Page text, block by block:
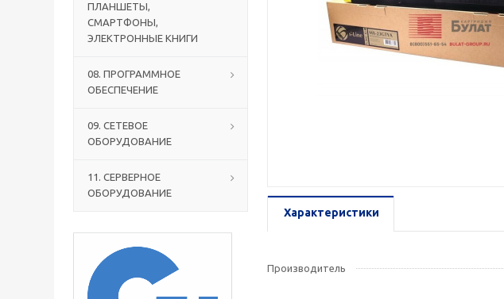
ПЛАНШЕТЫ,
СМАРТФОНЫ,
ЭЛЕКТРОННЫЕ КНИГИ
08. ПРОГРАММНОЕ
ОБЕСПЕЧЕНИЕ
09. СЕТЕВОЕ
ОБОРУДОВАНИЕ
11. СЕРВЕРНОЕ
ОБОРУДОВАНИЕ
Характеристики
Производитель